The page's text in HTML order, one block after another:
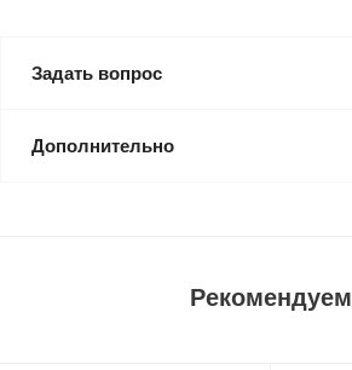
Задать вопрос
Дополнительно
Рекомендуем